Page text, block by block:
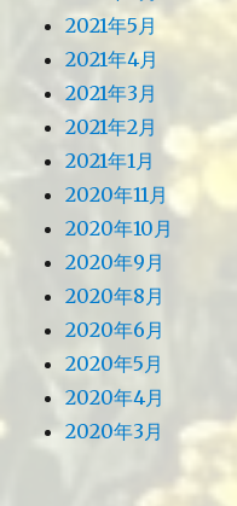
2021年5月
2021年4月
2021年3月
2021年2月
2021年1月
2020年11月
2020年10月
2020年9月
2020年8月
2020年6月
2020年5月
2020年4月
2020年3月